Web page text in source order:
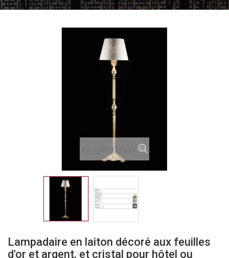
Agrandir l'image
Lampadaire en laiton décoré aux feuilles
d'or et argent, et cristal pour hôtel ou